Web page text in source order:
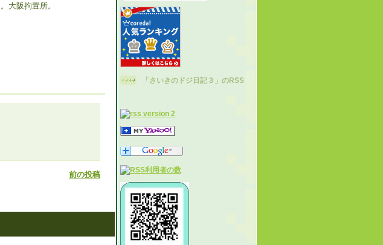
「さいきのドジ日記３」のRSS
大阪拘置所。
前の投稿